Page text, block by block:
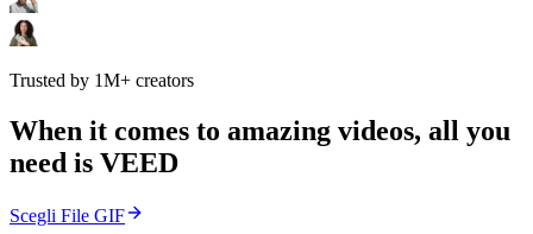
Trusted by 1M+ creators
When it comes to amazing videos, all you
need is VEED
Scegli File GIF